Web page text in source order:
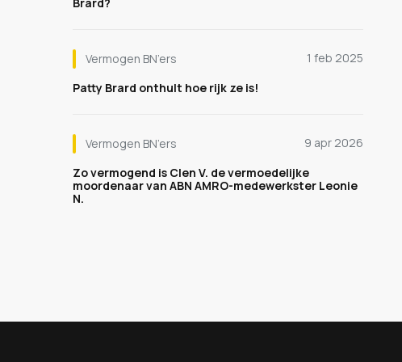
Vermogen BN’ers
1 feb 2025
Patty Brard onthult hoe rijk ze is!
Vermogen BN’ers
9 apr 2026
Zo vermogend is Clen V. de vermoedelijke
moordenaar van ABN AMRO-medewerkster Leonie
N.